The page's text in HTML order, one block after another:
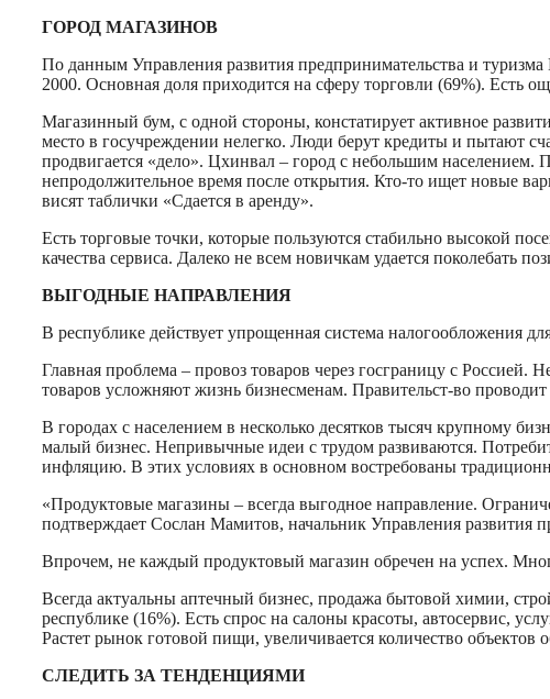
ГОРОД МАГАЗИНОВ
По данным Управления развития предпринимательства и
2000. Основная доля приходится на сферу торговли (69%). Есть
Магазинный бум, с одной стороны, констатирует активное
место в госучреждении нелегко. Люди берут кредиты и пытают
продвигается «дело». Цхинвал – город с небольшим населением.
непродолжительное время после открытия. Кто-то ищет новые
висят таблички «Сдается в аренду».
Есть торговые точки, которые пользуются стабильно высокой
качества сервиса. Далеко не всем новичкам удается поколебать
ВЫГОДНЫЕ НАПРАВЛЕНИЯ
В республике действует упрощенная система налогообложения
Главная проблема – провоз товаров через госграницу с Россией.
товаров усложняют жизнь бизнесменам. Правительст-во
В городах с населением в несколько десятков тысяч крупному
малый бизнес. Непривычные идеи с трудом развиваются.
инфляцию. В этих условиях в основном востребованы
«Продуктовые магазины – всегда выгодное направление.
подтверждает Сослан Мамитов, начальник Управления развития
Впрочем, не каждый продуктовый магазин обречен на успех.
Всегда актуальны аптечный бизнес, продажа бытовой химии,
республике (16%). Есть спрос на салоны красоты, автосервис,
Растет рынок готовой пищи, увеличивается количество
СЛЕДИТЬ ЗА ТЕНДЕНЦИЯМИ